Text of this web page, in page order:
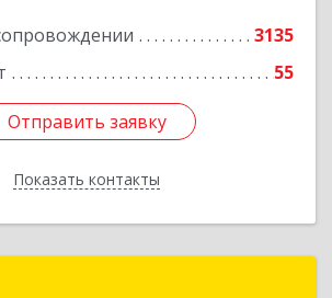
3135
55
Отправить заявку
Показать контакты
Отправить заявку
Назад